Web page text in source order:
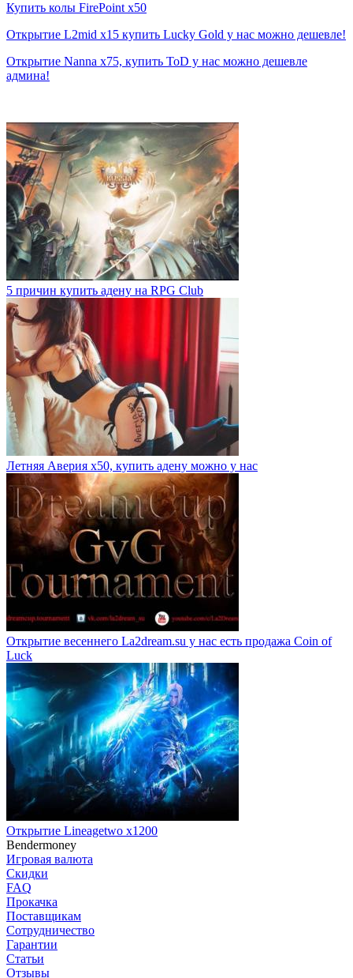
Купить колы FirePoint x50
Открытие L2mid x15 купить Lucky Gold у нас можно дешевле!
Открытие Nanna x75, купить ToD у нас можно дешевле
админа!
5 причин купить адену на RPG Club
Летняя Аверия х50, купить адену можно у нас
Открытие весеннего La2dream.su у нас есть продажа Coin of
Luck
Открытие Lineagetwo x1200
Bendermoney
Игровая валюта
Скидки
FAQ
Прокачка
Поставщикам
Сотрудничество
Гарантии
Статьи
Отзывы